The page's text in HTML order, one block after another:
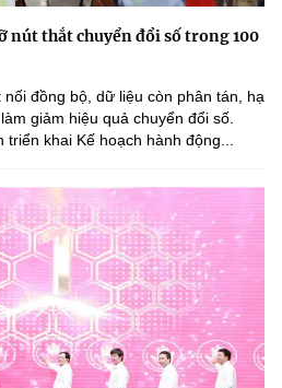
nút thắt chuyển đổi số trong 100
đồng bộ, dữ liệu còn phân tán, hạ
giảm hiệu quả chuyển đổi số.
khai Kế hoạch hành động...